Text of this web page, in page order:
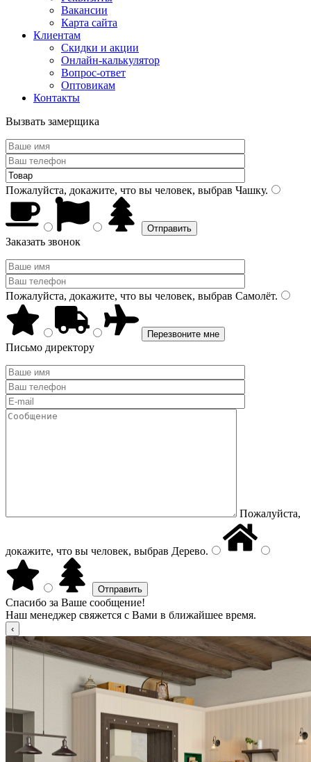
Вакансии
Карта сайта
Клиентам
Скидки и акции
Онлайн-калькулятор
Вопрос-ответ
Оптовикам
Контакты
Вызвать замерщика
Пожалуйста, докажите, что вы человек, выбрав Чашку.
Заказать звонок
Пожалуйста, докажите, что вы человек, выбрав Самолёт.
Письмо директору
Пожалуйста,
докажите, что вы человек, выбрав Дерево.
Спасибо за Ваше сообщение!
Наш менеджер свяжется с Вами в ближайшее время.